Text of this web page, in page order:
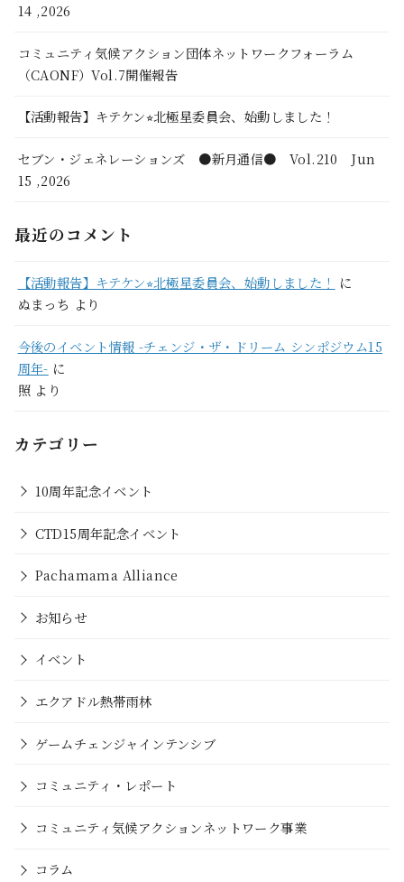
14 ,2026
コミュニティ気候アクション団体ネットワークフォーラム
（CAONF）Vol.7開催報告
【活動報告】キテケン⭐︎北極星委員会、始動しました！
セブン・ジェネレーションズ ●新月通信● Vol.210 Jun
15 ,2026
最近のコメント
【活動報告】キテケン⭐︎北極星委員会、始動しました！
に
ぬまっち より
今後のイベント情報 -チェンジ・ザ・ドリーム シンポジウム15
周年- に
照 より
カテゴリー
10周年記念イベント
CTD15周年記念イベント
Pachamama Alliance
お知らせ
イベント
エクアドル熱帯雨林
ゲームチェンジャインテンシブ
コミュニティ・レポート
コミュニティ気候アクションネットワーク事業
コラム